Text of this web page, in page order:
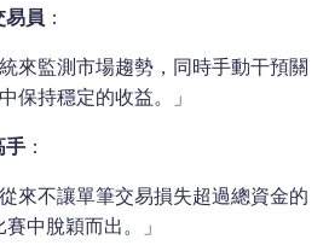
易員 ：
來監測市場趨勢，同時手動干預關
保持穩定的收益。」
手 ：
來不讓單筆交易損失超過總資金的
中脫穎而出。」